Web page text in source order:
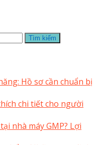
Hồ sơ cần chuẩn bị
chi tiết cho người
nhà máy GMP? Lợi